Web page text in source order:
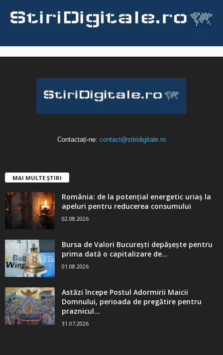
Contactați-ne: contact@stiridigitale.ro
MAI MULTE ȘTIRI
România: de la potențial energetic uriaș la
apeluri pentru reducerea consumului
02.08.2026
Bursa de Valori București depășește pentru
prima dată o capitalizare de...
01.08.2026
Astăzi începe Postul Adormirii Maicii
Domnului, perioada de pregătire pentru
praznicul...
31.07.2026